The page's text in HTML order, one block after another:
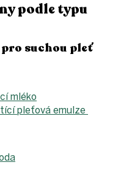
podle typu
suchou pleť
mléko
pleťová emulze